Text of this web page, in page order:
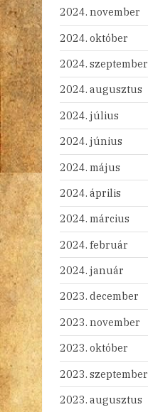
2024. november
2024. október
2024. szeptember
2024. augusztus
2024. július
2024. június
2024. május
2024. április
2024. március
2024. február
2024. január
2023. december
2023. november
2023. október
2023. szeptember
2023. augusztus